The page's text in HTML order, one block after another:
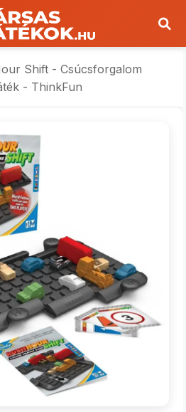
Shift - Csúcsforgalom
- ThinkFun